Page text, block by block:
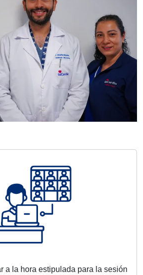
a la hora estipulada para la sesión